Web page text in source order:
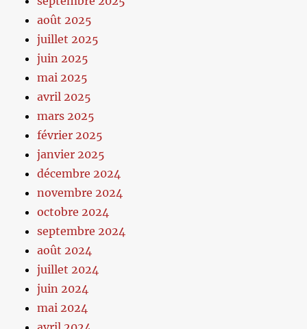
août 2025
juillet 2025
juin 2025
mai 2025
avril 2025
mars 2025
février 2025
janvier 2025
décembre 2024
novembre 2024
octobre 2024
septembre 2024
août 2024
juillet 2024
juin 2024
mai 2024